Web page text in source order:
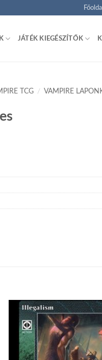
Főoldal
JÁTÉK KIEGÉSZÍTŐK
TCG / VAMPIRE